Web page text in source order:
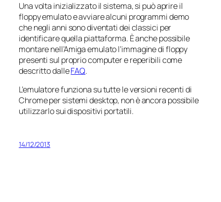
Una volta inizializzato il sistema, si può aprire il
floppy emulato e avviare alcuni programmi demo
che negli anni sono diventati dei classici per
identificare quella piattaforma. È anche possibile
montare nell’Amiga emulato l’immagine di floppy
presenti sul proprio computer e reperibili come
descritto dalleFAQ.
L’emulatore funziona su tutte le versioni recenti di
Chrome per sistemi desktop, non è ancora possibile
utilizzarlo sui dispositivi portatili.
14/12/2013